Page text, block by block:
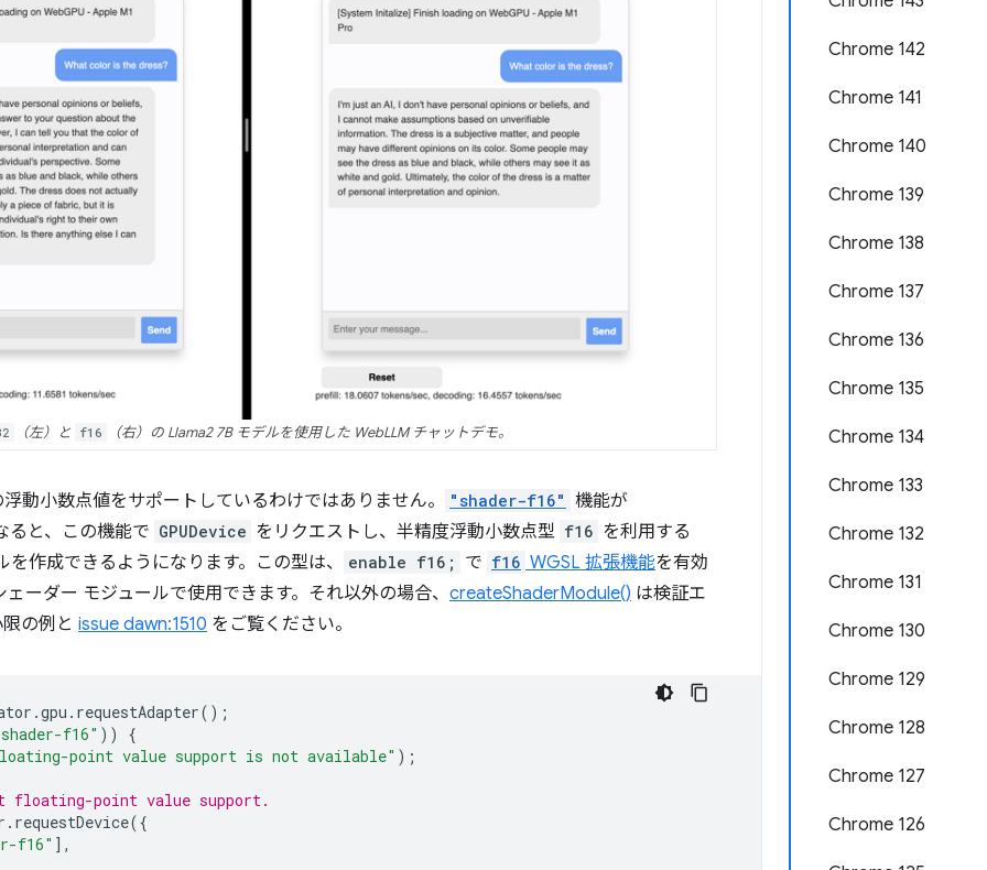
Chrome 142
Chrome 141
Chrome 140
Chrome 139
Chrome 138
Chrome 137
Chrome 136
Chrome 135
Chrome 134
Chrome 133
Chrome 132
Chrome 131
Chrome 130
Chrome 129
Chrome 128
Chrome 127
Chrome 126
（左）と f16 （右）の Llama2 7B モデルを使用した WebLLM チャットデモ。
動小数点値をサポートしているわけではありません。 "shader-f16" 機能が
ると、この機能で GPUDevice をリクエストし、半精度浮動小数点型 f16 を利用する
作成できるようになります。この型は、
enable f16; で f16 WGSL 拡張機能を有効
ーダー モジュールで使用できます。それ以外の場合、 createShaderModule() は検証エ
の例と issue dawn:1510 をご覧ください。
.gpu . requestAdapter();
f16" ))
{
point value support is not available" );
point value support.
. requestDevice({
f16" ],